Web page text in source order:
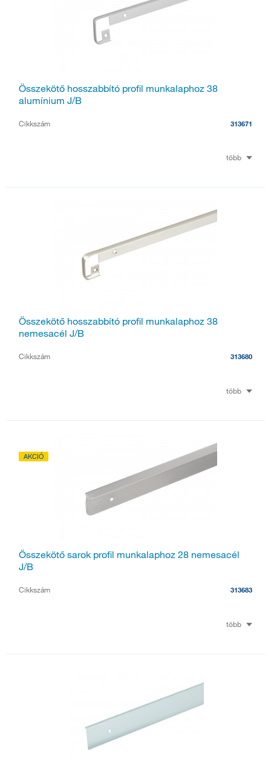
Összekötő hosszabbító profil munkalaphoz 38
alumínium J/B
Cikkszám 313671
több
Összekötő hosszabbító profil munkalaphoz 38
nemesacél J/B
Cikkszám 313680
több
AKCIÓ
Összekötő sarok profil munkalaphoz 28 nemesacél
J/B
Cikkszám 313683
több